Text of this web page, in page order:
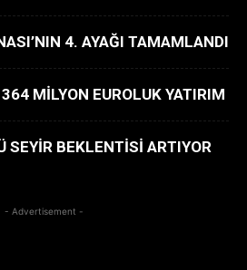
4. AYAĞI TAMAMLANDI
MİLYON EUROLUK YATIRIM
SEYİR BEKLENTİSİ ARTIYOR
- Advertisement -